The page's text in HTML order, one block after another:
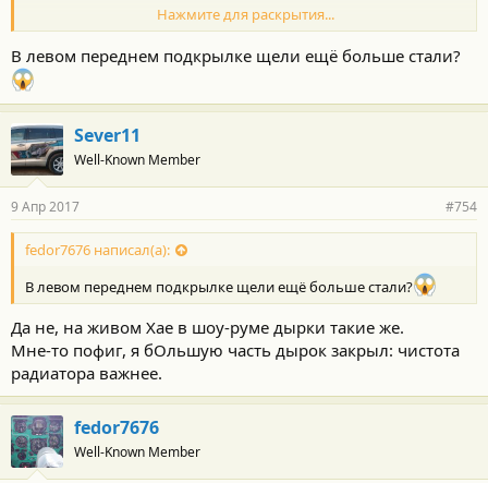
- кнопка отключения задних парктроников PW501-00560
- подкрылки. Причём есть простые пластиковые, что были ещё
при старте продаж оригинального 3-го Хая, так и (sic!) с
шумкой!
Посмотреть вложение 47850
Нажмите для раскрытия...
В левом переднем подкрылке щели ещё больше стали?
Sever11
Well-Known Member
9 Апр 2017 #754
fedor7676 написал(а):
В левом переднем подкрылке щели ещё больше стали?
Да не, на живом Хае в шоу-руме дырки такие же.
Мне-то пофиг, я бОльшую часть дырок закрыл: чистота
радиатора важнее.
fedor7676
Well-Known Member